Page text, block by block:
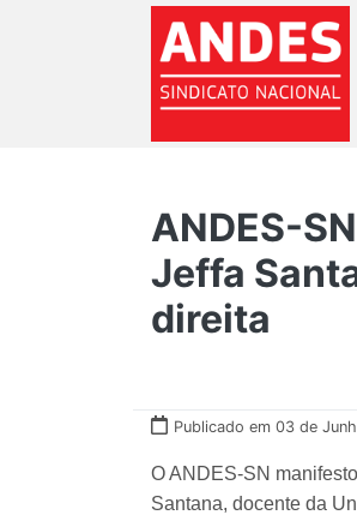
ANDES-
Jeffa
direita
Publicado em 03 de
O ANDES-SN
Santana, docente da